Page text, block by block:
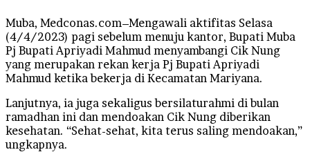
Muba, Medconas.com–Mengawali aktifitas Selasa
(4/4/2023) pagi sebelum menuju kantor, Bupati Muba
Pj Bupati Apriyadi Mahmud menyambangi Cik Nung
yang merupakan rekan kerja Pj Bupati Apriyadi
Mahmud ketika bekerja di Kecamatan Mariyana.
Lanjutnya, ia juga sekaligus bersilaturahmi di bulan
ramadhan ini dan mendoakan Cik Nung diberikan
kesehatan. “Sehat-sehat, kita terus saling mendoakan,”
ungkapnya.